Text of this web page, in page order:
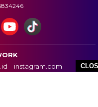
instagram.com